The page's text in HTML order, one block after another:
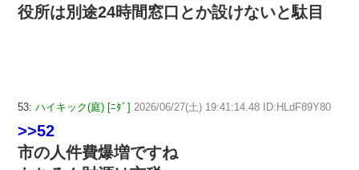
役所は別途24時間窓口とか設けないと駄目
53: ハイキック(庭) [ﾆﾀﾞ] 2026/06/27(土) 19:41:14.48 ID:HLdF89Y80
>>52
市の人件費爆増ですね